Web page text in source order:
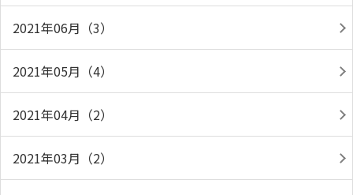
2021年06月（3）
2021年05月（4）
2021年04月（2）
2021年03月（2）